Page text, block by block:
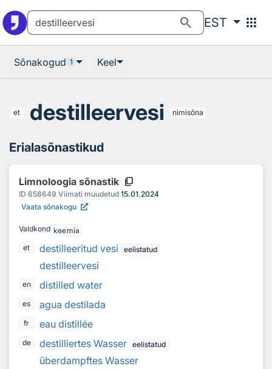
search EST apps
Sõnakogud 1 Keel
et destilleervesi nimisõna
Erialasõnastikud
Limnoloogia sõnastik content_copy
ID 658649 Viimati muudetud 15.01.2024
Vaata sõnakogu
Valdkond keemia
et
destilleeritud vesi eelistatud
destilleervesi
en distilled water
es agua destilada
fr eau distillée
de destilliertes Wasser eelistatud
überdampftes Wasser